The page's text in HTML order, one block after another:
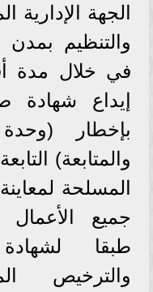
الجهة
والتنظيم بمدن
في خلال مدة
إيداع شهادة
بإخطار
والمتابعة)
المسلحة
جميع الأعمال
طبقا
والترخيص